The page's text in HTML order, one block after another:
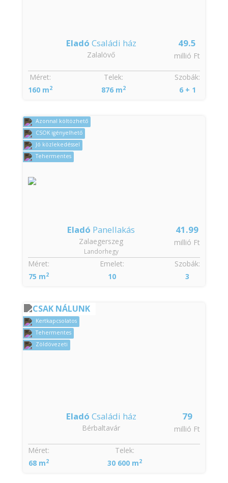
49.5
millió Ft
Eladó Családi ház
Zalalövő
Szobák:
6 + 1
Méret:
160 m2
Telek:
876 m2
Azonnal költözhető
CSOK igényelhető
Jó közlekedéssel
Tehermentes
41.99
millió Ft
Eladó Panellakás
Zalaegerszeg
Landorhegy
Szobák:
3
Méret:
75 m2
Emelet:
10
CSAK NÁLUNK
Kertkapcsolatos
Tehermentes
Zöldövezeti
79
millió Ft
Eladó Családi ház
Bérbaltavár
Méret:
68 m2
Telek:
30 600 m2